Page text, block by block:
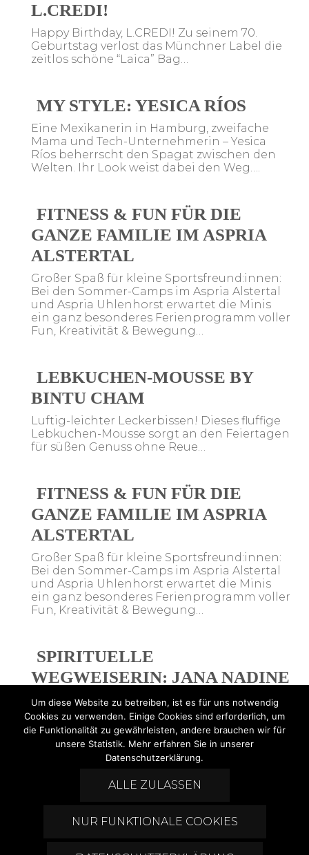
L.CREDI!
Happy Birthday, L.CREDI! Zu seinem 70.
Geburtstag verlost das Münchner Label die
zeitlos schöne “Laica” Bag…
MY STYLE: YESICA RÍOS
Eine Mexikanerin in Hamburg, zweifache
Mama und Tech-Unternehmerin – Yesica
Ríos beherrscht den Spagat zwischen den
Welten. Ihr Look weist dabei den Weg….
FITNESS & FUN FÜR DIE
GANZE FAMILIE IM ASPRIA
ALSTERTAL
Großer Spaß für kleine Sportsfreund:innen:
Bei den Sommer-Camps im Aspria Alstertal
und Aspria Uhlenhorst erwartet die Minis
ein ganz besonderes Ferienprogramm voller
Fun, Kreativität & Bewegung…
LEBKUCHEN-MOUSSE BY
BINTU CHAM
Luftig-leichter Leckerbissen! Dieses fluffige
Lebkuchen-Mousse sorgt an den Feiertagen
für süßen Genuss ohne Reue…
FITNESS & FUN FÜR DIE
GANZE FAMILIE IM ASPRIA
ALSTERTAL
Großer Spaß für kleine Sportsfreund:innen:
Bei den Sommer-Camps im Aspria Alstertal
und Aspria Uhlenhorst erwartet die Minis
ein ganz besonderes Ferienprogramm voller
Fun, Kreativität & Bewegung…
SPIRITUELLE
WEGWEISERIN: JANA NADINE
NEUMANN
Manchmal braucht es den Mut, neue Wege
zu gehen, um wieder zu sich selbst zu finden.
Genau das hat Jana Nadine Neumann
Navigation
Impressum Datenschutz
Um diese Website zu betreiben, ist es für uns notwendig
Cookies zu verwenden. Einige Cookies sind erforderlich, um
die Funktionalität zu gewährleisten, andere brauchen wir für
unsere Statistik. Mehr erfahren Sie in unserer
Datenschutzerklärung.
ALLE ZULASSEN
NUR FUNKTIONALE COOKIES